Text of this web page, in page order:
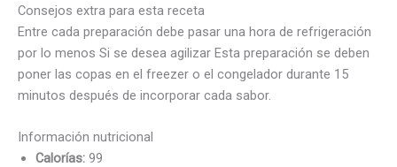
Consejos extra para esta receta
Entre cada preparación debe pasar una hora de refrigeración
por lo menos Si se desea agilizar Esta preparación se deben
poner las copas en el freezer o el congelador durante 15
minutos después de incorporar cada sabor.
Información nutricional
Calorías: 99